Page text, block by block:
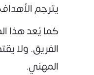
يترجم
كما يُعد هذا
الفريق. ولا
المهني.